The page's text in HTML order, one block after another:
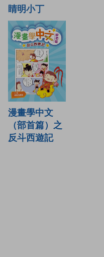
睛明小丁
漫畫學中文
（部首篇）之
反斗西遊記